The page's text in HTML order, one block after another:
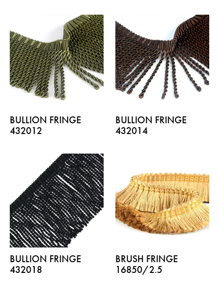
BULLION FRINGE
432012
BULLION FRINGE
432014
BULLION FRINGE
432018
BRUSH FRINGE
16850/2.5